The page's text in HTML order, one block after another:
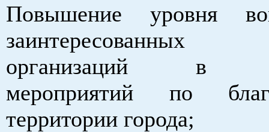
Повышение уровня
организаций в
мероприятий по
территории города;